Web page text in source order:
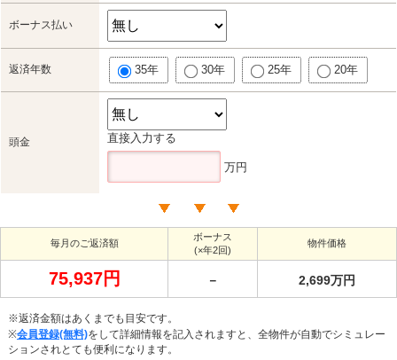
ボーナス払い
返済年数 35年 30年 25年 20年
頭金 直接入力する
万円
毎月のご返済額
ボーナス
(×年2回)
物件価格
75,937円 － 2,699万円
※返済金額はあくまでも目安です。
※会員登録(無料)をして詳細情報を記入されますと、全物件が自動でシミュレー
ションされとても便利になります。